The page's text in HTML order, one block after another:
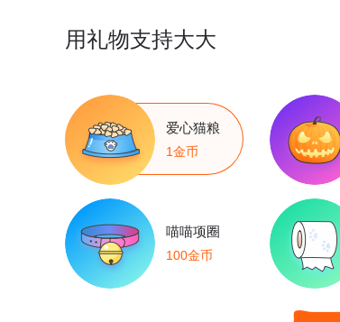
用礼物支持大大
爱心猫粮
1金币
喵喵项圈
100金币